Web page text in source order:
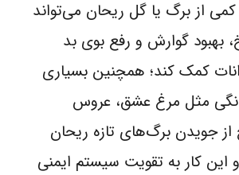
از برگ یا گل ریحان می‌تواند
بهبود گوارش و رفع بوی بد
کمک کند؛ همچنین بسیاری
مثل مرغ عشق، عروس
از جویدن برگ‌های تازه ریحان
این کار به تقویت سیستم ایمنی